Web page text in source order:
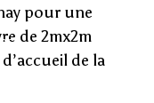
pour une
de 2mx2m
de la